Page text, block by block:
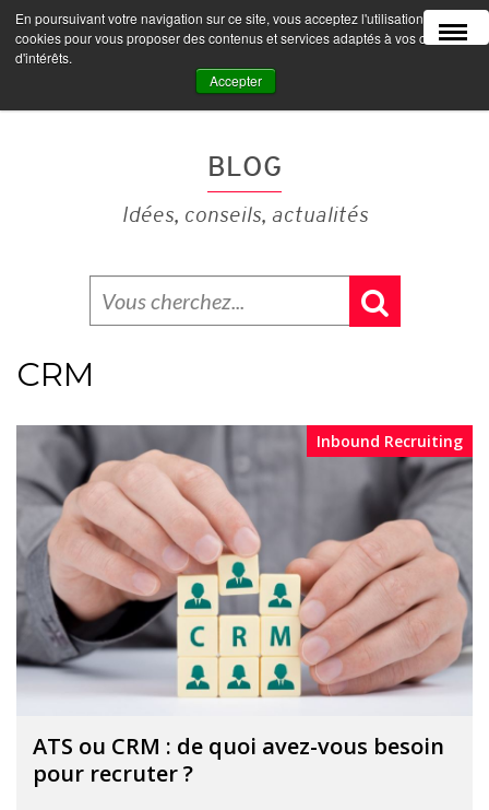
En poursuivant votre navigation sur ce site, vous acceptez l'utilisation de
cookies pour vous proposer des contenus et services adaptés à vos centres
d'intérêts.
Accepter
MENU
BLOG
Idées, conseils, actualités
CRM
ATS ou CRM : de quoi avez-vous besoin
pour recruter ?
Inbound Recruiting